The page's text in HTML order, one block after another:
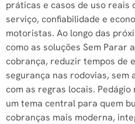
práticas e casos de uso reais
serviço, confiabilidade e
motoristas. Ao longo das
como as soluções Sem Parar
cobrança, reduzir tempos de
segurança nas rodovias, sem
com as regras locais.
um tema central para quem
cobranças mais moderna,